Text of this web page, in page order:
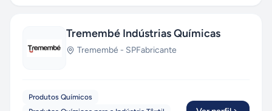
Tremembé Indústrias Químicas
Tremembé - SPFabricante
Produtos Químicos